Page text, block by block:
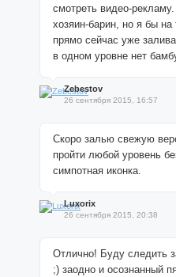
смотреть видео-
хозяин-барин, но я бы на
прямо сейчас уже
в одном уровне нет
Zebestov
26 сентября 2015, 16:57
Скоро залью свежую
пройти любой уровень
симпотная иконка.
Luxorix
26 сентября 2015, 20:38
Отлично! Буду следить
;) заодно и осознанный